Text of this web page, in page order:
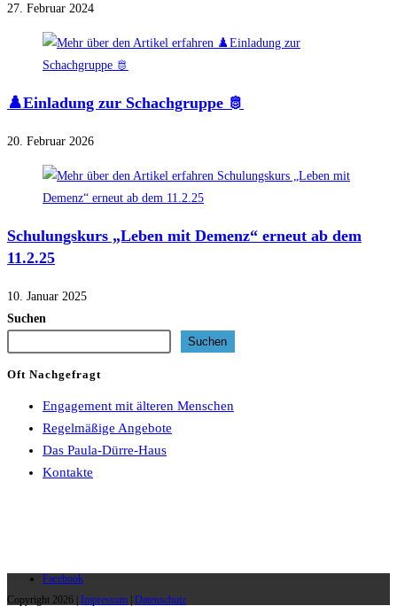
27. Februar 2024
♟️Einladung zur Schachgruppe 🫅
20. Februar 2026
Schulungskurs „Leben mit Demenz“ erneut ab dem
11.2.25
10. Januar 2025
Suchen
Suchen
Oft Nachgefragt
Engagement mit älteren Menschen
Regelmäßige Angebote
Das Paula-Dürre-Haus
Kontakte
Facebook
Copyright 2026 | Impressum Datenschutz